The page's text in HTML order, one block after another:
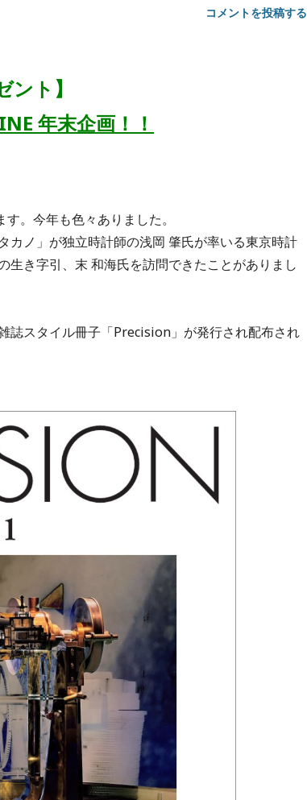
コメントを投稿する
ント】
年末企画！！
。今年も色々ありました。
カノ」が独立時計師の浅岡 肇氏が率いる東京時計
き字引、末 和海氏を訪問できたことがありまし
誌スタイル冊子「Precision」が発行され配布され